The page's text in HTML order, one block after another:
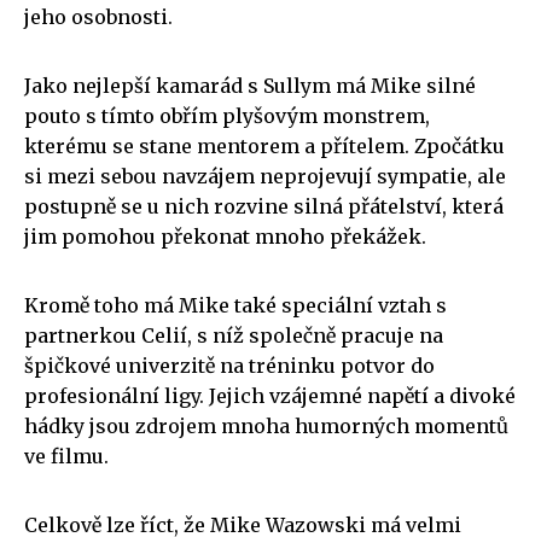
jeho osobnosti.
Jako nejlepší kamarád s Sullym má Mike silné
pouto s tímto obřím plyšovým monstrem,
kterému se stane mentorem a přítelem. Zpočátku
si mezi sebou navzájem neprojevují sympatie, ale
postupně se u nich rozvine silná přátelství, která
jim pomohou překonat mnoho překážek.
Kromě toho má Mike také speciální vztah s
partnerkou Celií, s níž společně pracuje na
špičkové univerzitě na tréninku potvor do
profesionální ligy. Jejich vzájemné napětí a divoké
hádky jsou zdrojem mnoha humorných momentů
ve filmu.
Celkově lze říct, že Mike Wazowski má velmi